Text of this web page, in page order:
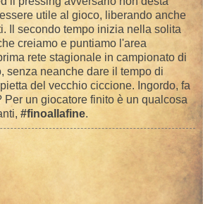
utile al gioco, liberando anche
Il secondo tempo inizia nella solita
creiamo e puntiamo l'area
rete stagionale in campionato di
senza neanche dare il tempo di
del vecchio ciccione. Ingordo, fa
Per un giocatore finito è un qualcosa
#finoallafine.